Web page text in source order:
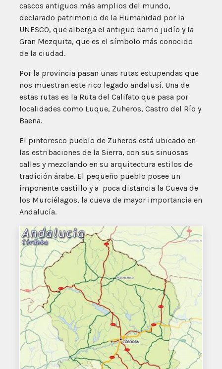
cascos antiguos más amplios del mundo,
declarado patrimonio de la Humanidad por la
UNESCO, que alberga el antiguo barrio judío y la
Gran Mezquita, que es el símbolo más conocido
de la ciudad.
Por la provincia pasan unas rutas estupendas que
nos muestran este rico legado andalusí. Una de
estas rutas es la Ruta del Califato que pasa por
localidades como Luque, Zuheros, Castro del Río y
Baena.
El pintoresco pueblo de Zuheros está ubicado en
las estribaciones de la Sierra, con sus sinuosas
calles y mezclando en su arquitectura estilos de
tradición árabe. El pequeño pueblo posee un
imponente castillo y a poca distancia la Cueva de
los Murciélagos, la cueva de mayor importancia en
Andalucía.